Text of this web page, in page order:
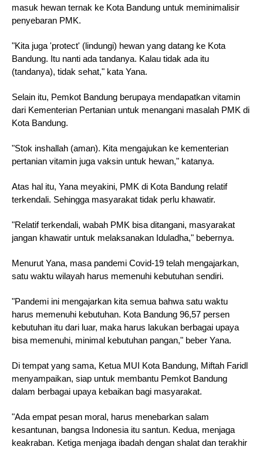
masuk hewan ternak ke Kota Bandung untuk meminimalisir
penyebaran PMK.
"Kita juga 'protect' (lindungi) hewan yang datang ke Kota
Bandung. Itu nanti ada tandanya. Kalau tidak ada itu
(tandanya), tidak sehat," kata Yana.
Selain itu, Pemkot Bandung berupaya mendapatkan vitamin
dari Kementerian Pertanian untuk menangani masalah PMK di
Kota Bandung.
"Stok inshallah (aman). Kita mengajukan ke kementerian
pertanian vitamin juga vaksin untuk hewan," katanya.
Atas hal itu, Yana meyakini, PMK di Kota Bandung relatif
terkendali. Sehingga masyarakat tidak perlu khawatir.
"Relatif terkendali, wabah PMK bisa ditangani, masyarakat
jangan khawatir untuk melaksanakan Iduladha," bebernya.
Menurut Yana, masa pandemi Covid-19 telah mengajarkan,
satu waktu wilayah harus memenuhi kebutuhan sendiri.
"Pandemi ini mengajarkan kita semua bahwa satu waktu
harus memenuhi kebutuhan. Kota Bandung 96,57 persen
kebutuhan itu dari luar, maka harus lakukan berbagai upaya
bisa memenuhi, minimal kebutuhan pangan," beber Yana.
Di tempat yang sama, Ketua MUI Kota Bandung, Miftah Faridl
menyampaikan, siap untuk membantu Pemkot Bandung
dalam berbagai upaya kebaikan bagi masyarakat.
"Ada empat pesan moral, harus menebarkan salam
kesantunan, bangsa Indonesia itu santun. Kedua, menjaga
keakraban. Ketiga menjaga ibadah dengan shalat dan terakhir